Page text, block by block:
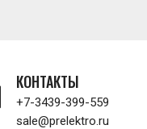
КОНТАКТЫ
+7-3439-399-559
sale@prelektro.ru